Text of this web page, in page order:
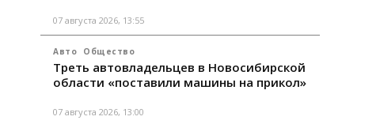
07 августа 2026, 13:55
Авто Общество
Треть автовладельцев в Новосибирской
области «поставили машины на прикол»
07 августа 2026, 13:00